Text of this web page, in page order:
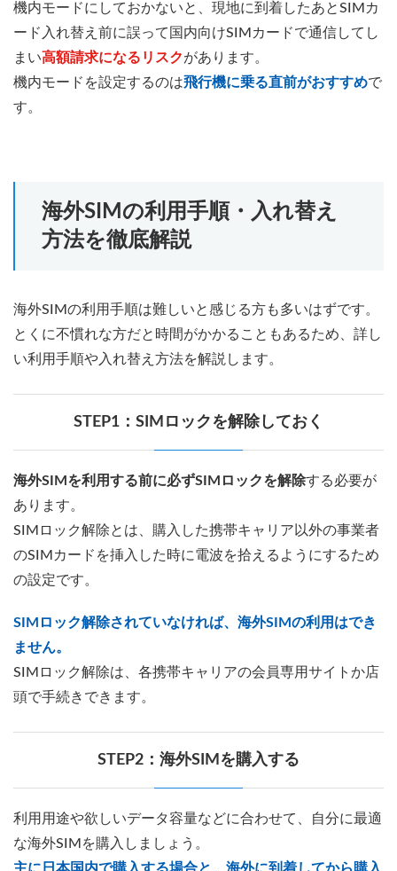
機内モードにしておかないと、現地に到着したあとSIMカ
ード入れ替え前に誤って国内向けSIMカードで通信してし
まい高額請求になるリスクがあります。
機内モードを設定するのは飛行機に乗る直前がおすすめで
す。
海外SIMの利用手順・入れ替え
方法を徹底解説
海外SIMの利用手順は難しいと感じる方も多いはずです。
とくに不慣れな方だと時間がかかることもあるため、詳し
い利用手順や入れ替え方法を解説します。
STEP1：SIMロックを解除しておく
海外SIMを利用する前に必ずSIMロックを解除する必要が
あります。
SIMロック解除とは、購入した携帯キャリア以外の事業者
のSIMカードを挿入した時に電波を拾えるようにするため
の設定です。
SIMロック解除されていなければ、海外SIMの利用はでき
ません。
SIMロック解除は、各携帯キャリアの会員専用サイトか店
頭で手続きできます。
STEP2：海外SIMを購入する
利用用途や欲しいデータ容量などに合わせて、自分に最適
な海外SIMを購入しましょう。